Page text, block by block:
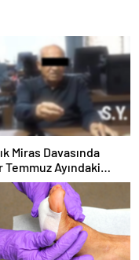
Miras Davasında
Temmuz Ayındaki
Çevrildi